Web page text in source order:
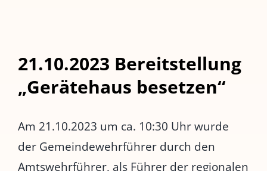
21.10.2023 Bereitstellung
„Gerätehaus besetzen“
Am 21.10.2023 um ca. 10:30 Uhr wurde
der Gemeindewehrführer durch den
Amtswehrführer, als Führer der regionalen